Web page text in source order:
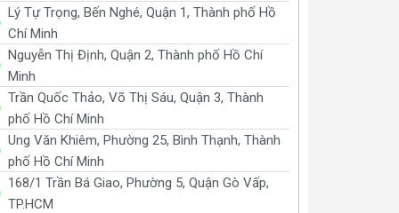
Lý Tự Trọng, Bến Nghé, Quận 1, Thành phố Hồ
Chí Minh
Nguyễn Thị Định, Quận 2, Thành phố Hồ Chí
Minh
Trần Quốc Thảo, Võ Thị Sáu, Quận 3, Thành
phố Hồ Chí Minh
Ung Văn Khiêm, Phường 25, Bình Thạnh, Thành
phố Hồ Chí Minh
168/1 Trần Bá Giao, Phường 5, Quận Gò Vấp,
TP.HCM